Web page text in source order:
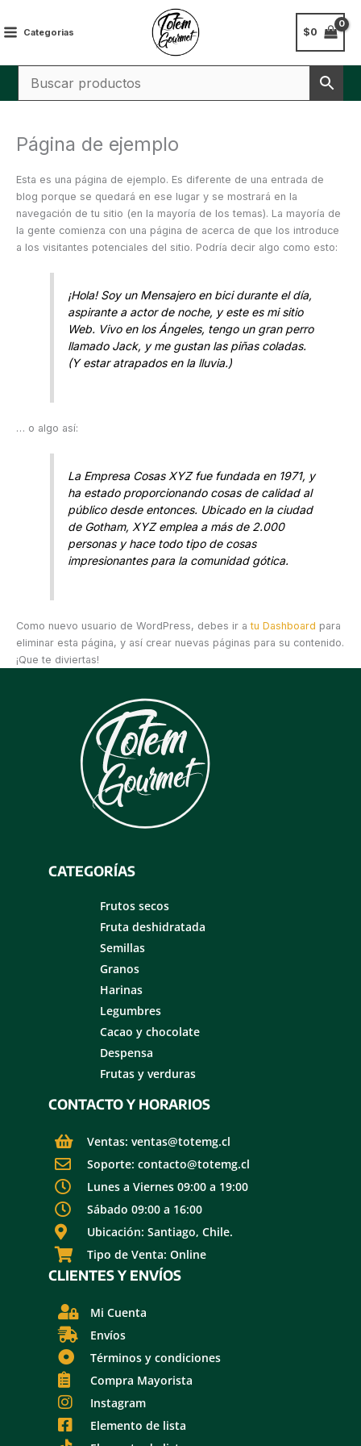
al
contenido
Categorias $0
Página de ejemplo
Esta es una página de ejemplo. Es diferente de una entrada de
blog porque se quedará en ese lugar y se mostrará en la
navegación de tu sitio (en la mayoría de los temas). La mayoría de
la gente comienza con una página de acerca de que los introduce
a los visitantes potenciales del sitio. Podría decir algo como esto:
¡Hola! Soy un Mensajero en bici durante el día,
aspirante a actor de noche, y este es mi sitio
Web. Vivo en los Ángeles, tengo un gran perro
llamado Jack, y me gustan las piñas coladas.
(Y estar atrapados en la lluvia.)
… o algo así:
La Empresa Cosas XYZ fue fundada en 1971, y
ha estado proporcionando cosas de calidad al
público desde entonces. Ubicado en la ciudad
de Gotham, XYZ emplea a más de 2.000
personas y hace todo tipo de cosas
impresionantes para la comunidad gótica.
Como nuevo usuario de WordPress, debes ir atu Dashboard para
eliminar esta página, y así crear nuevas páginas para su contenido.
¡Que te diviertas!
CATEGORÍAS
Frutos secos
Fruta deshidratada
Semillas
Granos
Harinas
Legumbres
Cacao y chocolate
Despensa
Frutas y verduras
CONTACTO Y HORARIOS
Ventas: ventas@totemg.cl
Soporte: contacto@totemg.cl
Lunes a Viernes 09:00 a 19:00
Sábado 09:00 a 16:00
Ubicación: Santiago, Chile.
Tipo de Venta: Online
CLIENTES Y ENVÍOS
Mi Cuenta
Envíos
Términos y condiciones
Compra Mayorista
Instagram
Elemento de lista